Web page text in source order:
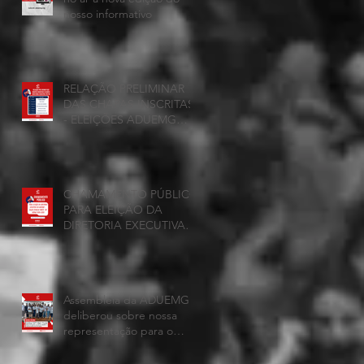
nosso informativo
RELAÇÃO PRELIMINAR
DAS CHAPAS INSCRITAS
- ELEIÇÕES ADUEMG
CHAMAMENTO PÚBLICO
PARA ELEIÇÃO DA
DIRETORIA EXECUTIVA
DAADUEMG – Seção
Sindical ANDES -SN
BIÊNIO 2026–2028
Assembleia da ADUEMG
deliberou sobre nossa
representação para o
CONAD, a comissão